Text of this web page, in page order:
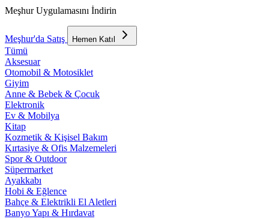
Meşhur Uygulamasını İndirin
Meşhur'da Satış Hemen Katıl
Tümü
Aksesuar
Otomobil & Motosiklet
Giyim
Anne & Bebek & Çocuk
Elektronik
Ev & Mobilya
Kitap
Kozmetik & Kişisel Bakım
Kırtasiye & Ofis Malzemeleri
Spor & Outdoor
Süpermarket
Ayakkabı
Hobi & Eğlence
Bahçe & Elektrikli El Aletleri
Banyo Yapı & Hırdavat